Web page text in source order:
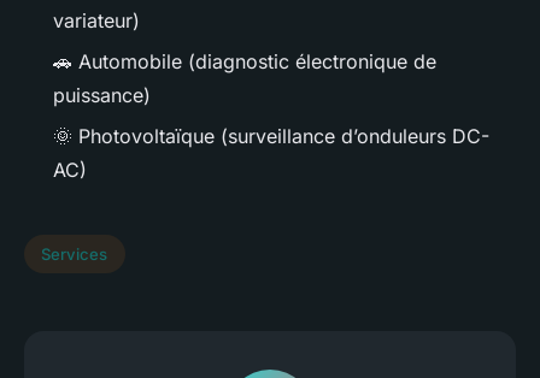
variateur)
🚗 Automobile (diagnostic électronique de
puissance)
🌞 Photovoltaïque (surveillance d’onduleurs DC-
AC)
Services